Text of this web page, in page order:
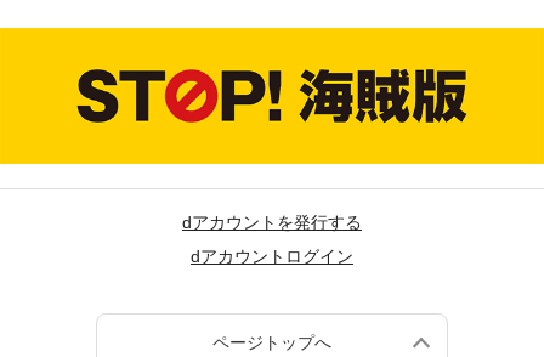
dアカウントを発行する
dアカウントログイン
ページトップへ